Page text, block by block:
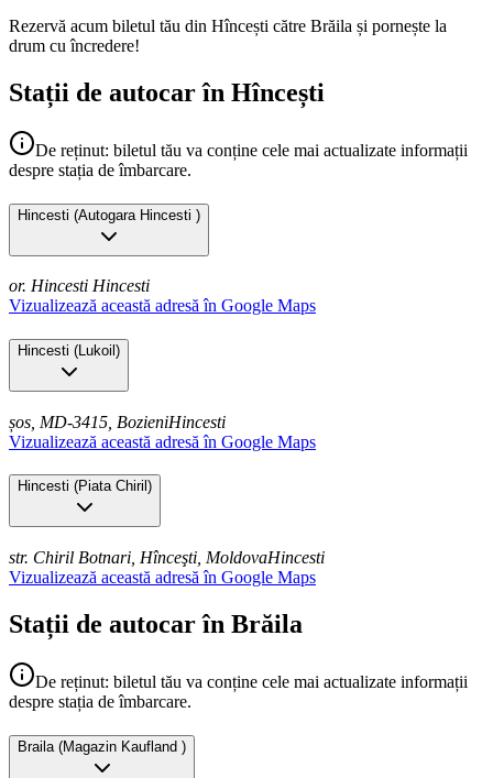
Rezervă acum biletul tău din Hîncești către Brăila și pornește la
drum cu încredere!
Stații de autocar în Hîncești
De reținut: biletul tău va conține cele mai actualizate informații
despre stația de îmbarcare.
Hincesti (Autogara Hincesti )
or. Hincesti Hincesti
Vizualizează această adresă în Google Maps
Hincesti (Lukoil )
șos, MD-3415, BozieniHincesti
Vizualizează această adresă în Google Maps
Hincesti (Piata Chiril )
str. Chiril Botnari, Hînceşti, MoldovaHincesti
Vizualizează această adresă în Google Maps
Stații de autocar în Brăila
De reținut: biletul tău va conține cele mai actualizate informații
despre stația de îmbarcare.
Braila (Magazin Kaufland )